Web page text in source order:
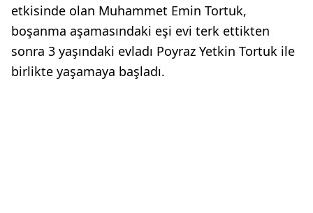
etkisinde olan Muhammet Emin Tortuk,
boşanma aşamasındaki eşi evi terk ettikten
sonra 3 yaşındaki evladı Poyraz Yetkin Tortuk ile
birlikte yaşamaya başladı.